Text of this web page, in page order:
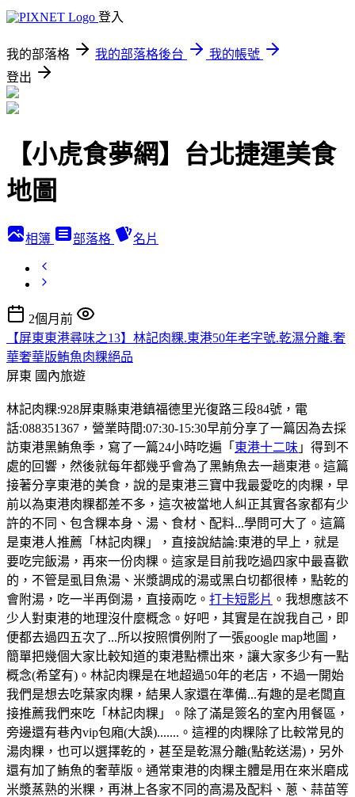
登入
我的部落格 我的部落格後台
我的帳號
登出
【小虎食夢網】台北捷運美食
地圖
相簿 部落格 名片
2個月前
【屏東東港尋味之13】林記肉粿.東港50年老字號.乾濕分離.奢
華奢華版鮪魚肉粿絕品
屏東 國內旅遊
林記肉粿:928屏東縣東港鎮福德里光復路三段84號，電
話:088351367，營業時間:07:30-15:30早前分享了一篇因為去採
訪東港黑鮪魚季，寫了一篇24小時吃遍「 東港十二味 」得到不
處的回響，然後就每年都幾乎會為了黑鮪魚去一趟東港。這篇
接著分享東港的美食，說的是東港三寶中我最愛吃的肉粿，早
前以為東港肉粿都差不多，這次被當地人糾正其實各家都有少
許的不同、包含粿本身、湯、食材、配料...學問可大了。這篇
是東港人推薦「林記肉粿」，直接說結論:東港的早上，就是
要吃完飯湯，再來一份肉粿。這家是目前我吃過四家中最喜歡
的，不管是虱目魚湯、米漿調成的湯或黑白切都很棒，點乾的
會附湯，吃一半再倒湯，直接兩吃。 打卡短影片 。我想應該不
少人對東港的地理沒什麼概念。好吧，其實是在說我自己，即
便都去過四五次了...所以按照慣例附了一張google map地圖，
簡單把幾個大家比較知道的東港點標出來，讓大家多少有一點
概念(希望有)。林記肉粿是在地超過50年的老店，不過一開始
我們是想去吃葉家肉粿，結果人家還在準備...有趣的是老闆直
接推薦我們來吃「林記肉粿」。除了滿是簽名的室內用餐區，
旁邊還有巷內vip包廂(大誤).......。這裡的肉粿除了比較常見的
湯肉粿，也可以選擇乾的，甚至是乾濕分離(點乾送湯)，另外
還有加了鮪魚的奢華版。通常東港的肉粿主體是用在來米磨成
米漿蒸熟的米粿，再淋上各家不同的高湯及配料、蔥、蒜苗等